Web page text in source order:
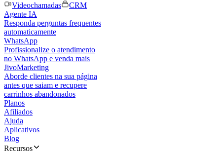
Videochamadas
CRM
Agente IA
Responda perguntas frequentes
automaticamente
WhatsApp
Profissionalize o atendimento
no WhatsApp e venda mais
JivoMarketing
Aborde clientes na sua página
antes que saiam e recupere
carrinhos abandonados
Planos
Afiliados
Ajuda
Aplicativos
Blog
Recursos